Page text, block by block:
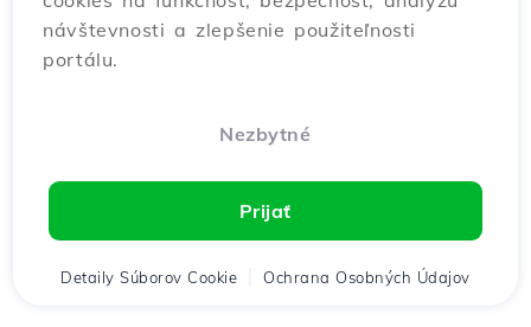
Nastavenia SSH v Webuzo
Návody /
pripojenia a konfiguráciou potrebného portu.
20
Zobrazenia 1533
Aktualizované pred 1 rokom
návštevnosti a zlepšenie použiteľnosti
portálu.
Nezbytné
Prijať
Detaily Súborov Cookie Ochrana Osobných Údajov